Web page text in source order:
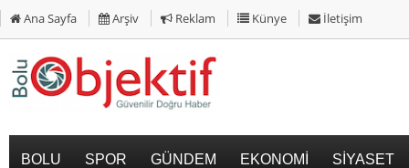
Ana Sayfa Arşiv Reklam Künye İletişim
BOLU SPOR GÜNDEM EKONOMİ SİYASET